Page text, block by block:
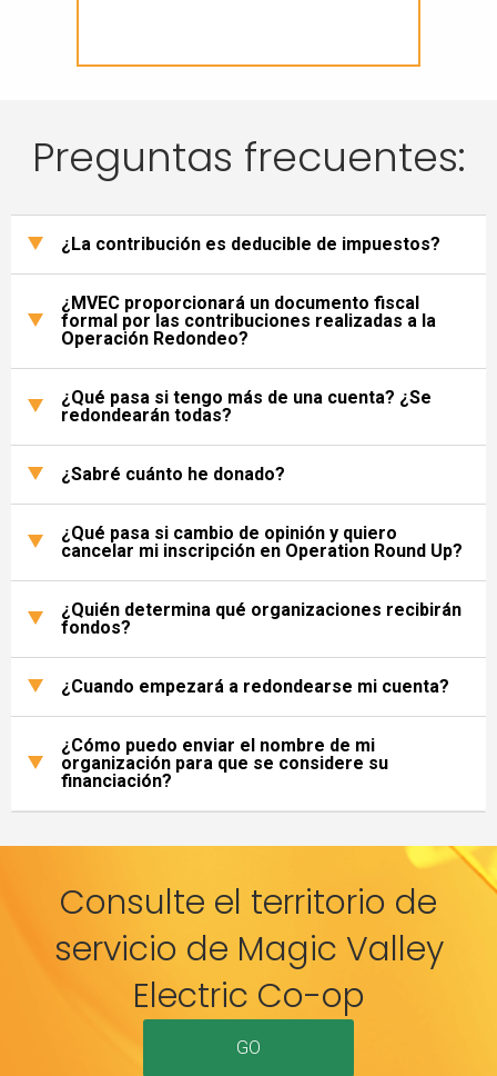
Preguntas frecuentes:
¿La contribución es deducible de impuestos?
¿MVEC proporcionará un documento fiscal
formal por las contribuciones realizadas a la
Operación Redondeo?
¿Qué pasa si tengo más de una cuenta? ¿Se
redondearán todas?
¿Sabré cuánto he donado?
¿Qué pasa si cambio de opinión y quiero
cancelar mi inscripción en Operation Round Up?
¿Quién determina qué organizaciones recibirán
fondos?
¿Cuando empezará a redondearse mi cuenta?
¿Cómo puedo enviar el nombre de mi
organización para que se considere su
financiación?
Consulte el territorio de
servicio de Magic Valley
Electric Co-op
GO